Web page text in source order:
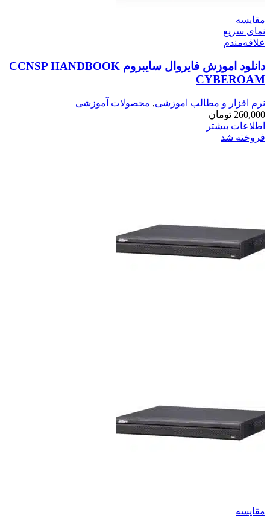
مقایسه
نمای سریع
علاقه‌مندم
دانلود اموزش فایروال سایبروم CCNSP HANDBOOK
CYBEROAM
نرم افزار و مطالب اموزشی, محصولات آموزشی
260,000 تومان
اطلاعات بیشتر
فروخته شد
مقایسه